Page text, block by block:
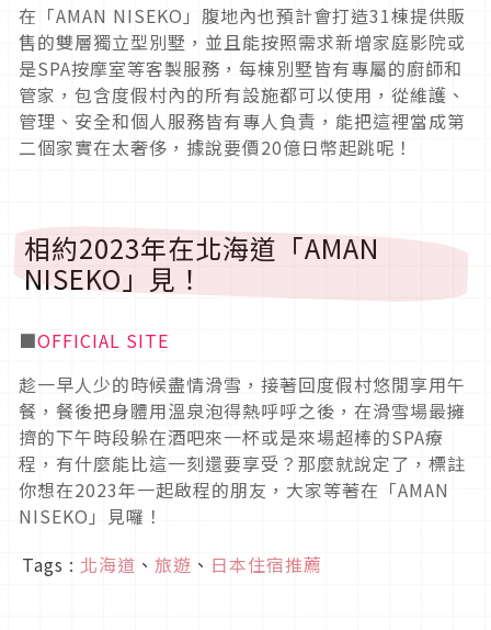
在「AMAN NISEKO」腹地內也預計會打造31棟提供販
售的雙層獨立型別墅，並且能按照需求新增家庭影院或
是SPA按摩室等客製服務，每棟別墅皆有專屬的廚師和
管家，包含度假村內的所有設施都可以使用，從維護、
管理、安全和個人服務皆有專人負責，能把這裡當成第
二個家實在太奢侈，據說要價20億日幣起跳呢！
相約2023年在北海道「AMAN
NISEKO」見！
■OFFICIAL SITE
趁一早人少的時候盡情滑雪，接著回度假村悠閒享用午
餐，餐後把身體用溫泉泡得熱呼呼之後，在滑雪場最擁
擠的下午時段躲在酒吧來一杯或是來場超棒的SPA療
程，有什麼能比這一刻還要享受？那麼就說定了，標註
你想在2023年一起啟程的朋友，大家等著在「AMAN
NISEKO」見囉！
Tags : 北海道 、 旅遊 、 日本住宿推薦